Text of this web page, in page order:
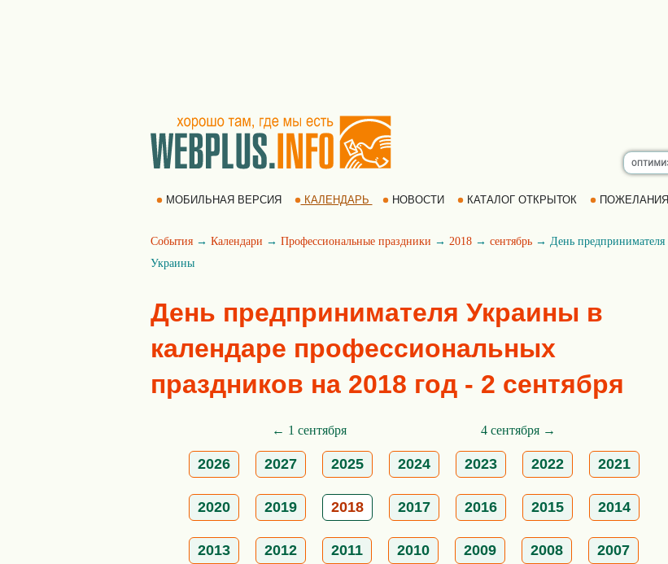
МОБИЛЬНАЯ ВЕРСИЯ КАЛЕНДАРЬ НОВОСТИ КАТАЛОГ ОТКРЫТОК ПОЖЕЛАНИЯ
События → Календари → Профессиональные праздники → 2018 → сентябрь → День предпринимателя
Украины
День предпринимателя Украины в
календаре профессиональных
праздников на 2018 год - 2 сентября
← 1 сентября 4 сентября →
2026 2027 2025 2024 2023 2022 2021
2020 2019 2018 2017 2016 2015 2014
2013 2012 2011 2010 2009 2008 2007